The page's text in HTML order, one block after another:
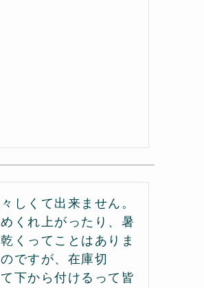
しくて出来ません。
くれ上がったり、暑
くってことはありま
ですが、在庫切
下から付けるって皆